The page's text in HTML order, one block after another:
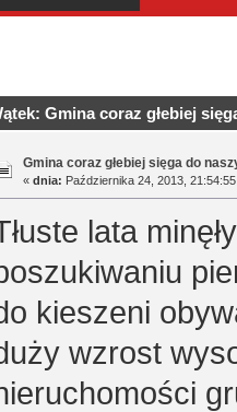
Gmina coraz głebiej
Gmina coraz głebiej sięga do
« dnia: Października 24, 2013,
lata
kieszeni
wzrost